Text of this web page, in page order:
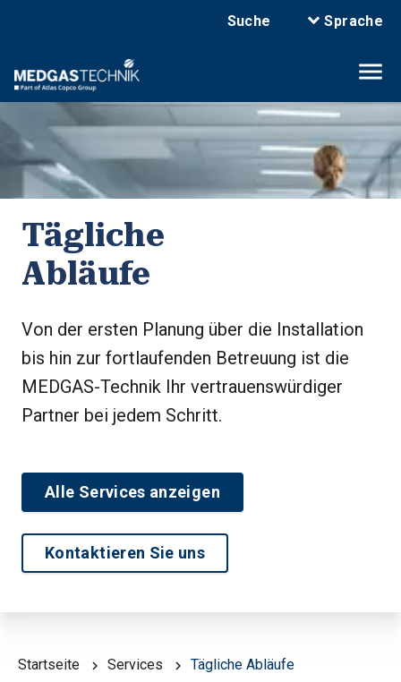
Suche Sprache
Tägliche
Abläufe
Von der ersten Planung über die Installation
bis hin zur fortlaufenden Betreuung ist die
MEDGAS-Technik Ihr vertrauenswürdiger
Partner bei jedem Schritt.
Alle Services anzeigen
Kontaktieren Sie uns
Startseite Services Tägliche Abläufe